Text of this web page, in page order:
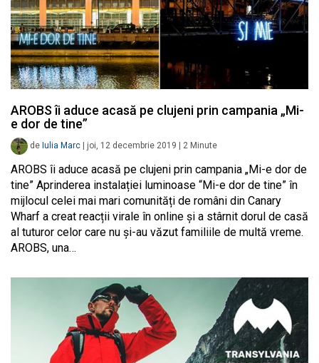
AROBS îi aduce acasă pe clujeni prin campania „Mi-
e dor de tine”
de Iulia Marc joi, 12 decembrie 2019 2 Minute
AROBS îi aduce acasă pe clujeni prin campania „Mi-e dor de
tine” Aprinderea instalației luminoase “Mi-e dor de tine” în
mijlocul celei mai mari comunități de români din Canary
Wharf a creat reacții virale în online și a stârnit dorul de casă
al tuturor celor care nu și-au văzut familiile de multă vreme.
AROBS, una…